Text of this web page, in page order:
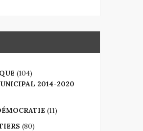
(104)
2014-2020
(11)
(80)